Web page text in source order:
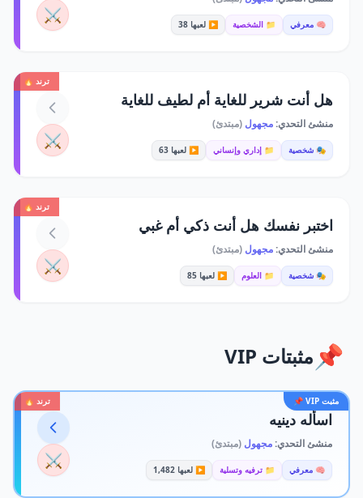
🧠 معرفي 📁 الشخصية ▶️ لعبها 38 ⚔️
ترند 🔥
هل أنت شرير للغاية أم لطيف للغاية
منشئ التحدي:مجهول (مبتدئ)
🎭 شخصية 📁 إداري وإنساني ▶️ لعبها 63 ⚔️
ترند 🔥
اختبر نفسك هل أنت ذكي أم غبي
منشئ التحدي:مجهول (مبتدئ)
🎭 شخصية 📁 العلوم ▶️ لعبها 85 ⚔️
📌 مثبتات VIP
مثبت VIP 📌 ترند 🔥
اسأله دينيه
منشئ التحدي:مجهول (مبتدئ)
🧠 معرفي 📁 ترفيه وتسلية ▶️ لعبها 1,482 ⚔️